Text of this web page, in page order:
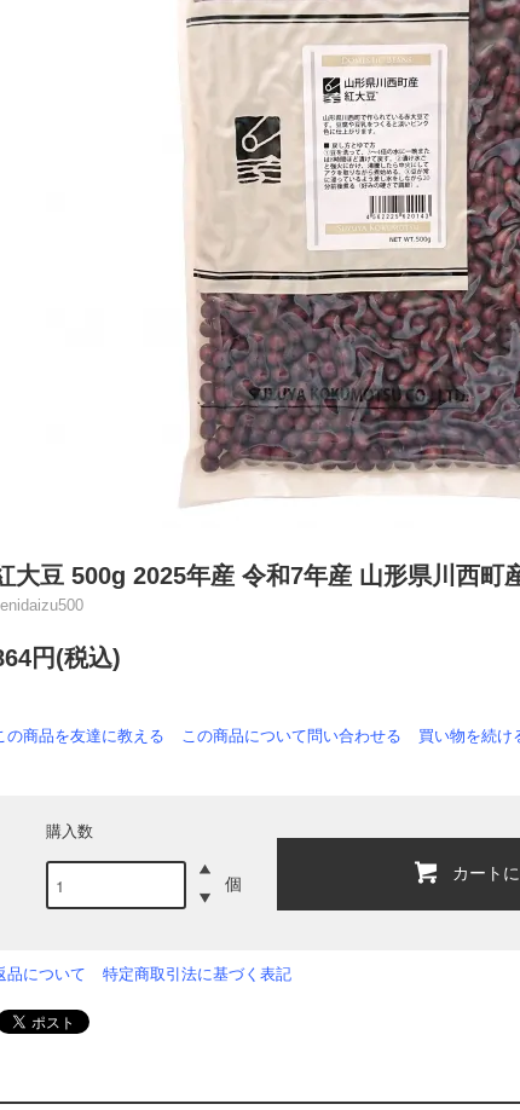
大豆 500g 2025年産 令和7年産 山形県川西町
円(税込)
の商品を友達に教える この商品について問い合わせる 買い物を続け
購入数
個 カート
品について 特定商取引法に基づく表記